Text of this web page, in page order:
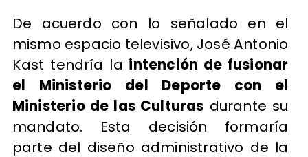
De acuerdo con lo señalado en el
mismo espacio televisivo, José Antonio
Kast tendría la intención de fusionar
el Ministerio del Deporte con el
Ministerio de las Culturas durante su
mandato. Esta decisión formaría
parte del diseño administrativo de la